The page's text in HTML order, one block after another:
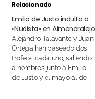
Relacionado
Emilio de Justo indulta a
«Nudista» en Almendralejo
Alejandro Talavante y Juan
Ortega han paseado dos
trofeos cada uno, saliendo
a hombros junto a Emilio
de Justo y el mayoral de